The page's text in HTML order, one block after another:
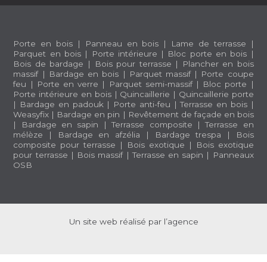
Porte en bois | Panneau en bois | Lame de terrasse |
Parquet en bois | Porte intérieure | Bloc porte en bois |
Bois de bardage | Bois pour terrasse |
Plancher en bois
massif| Bardage en bois | Parquet massif|
Porte coupe
feu | Porte en verre | Parquet semi-massif| Bloc porte |
Porte intérieure en bois| Quincaillerie | Quincaillerie porte
|
Bardage en padouk | Porte anti-feu |Terrasse en bois|
Weasyfix | Bardage en pin | Revêtement de façade en bois
|
Bardage en sapin |Terrasse composite |Terrasse en
mélèze | Bardage en afzélia | Bardage trespa |
Bois
composite pour terrasse | Bois exotique |
Bois exotique
pour terrasse | Bois massif|Terrasse en sapin |
Panneaux
OSB
Un site web réalisé par l’agence